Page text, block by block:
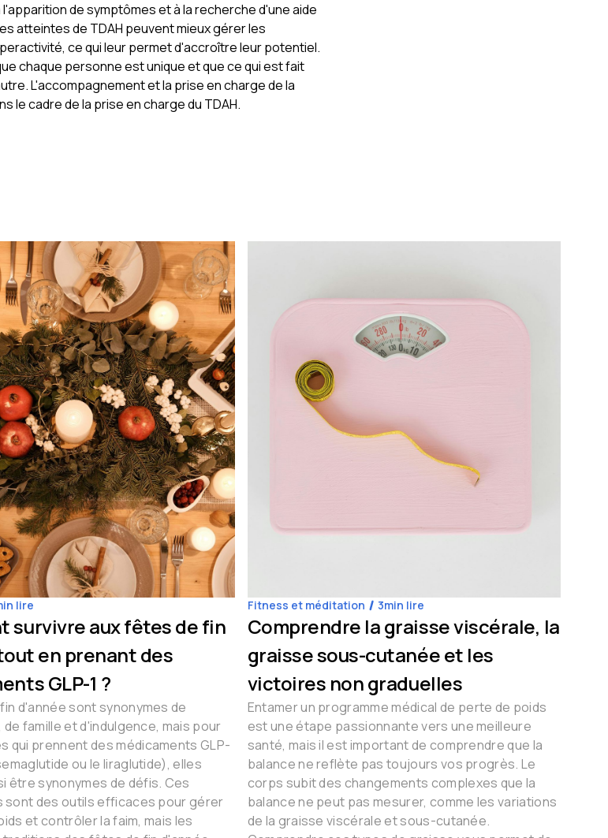
de symptômes et à la recherche d'une aide
atteintes de TDAH peuvent mieux gérer les
ce qui leur permet d'accroître leur potentiel.
chaque personne est unique et que ce qui est fait
L'accompagnement et la prise en charge de la
le cadre de la prise en charge du TDAH.
lire
survivre aux fêtes de fin
en prenant des
GLP-1 ?
d'année sont synonymes de
famille et d'indulgence, mais pour
qui prennent des médicaments GLP-
ou le liraglutide), elles
être synonymes de défis. Ces
sont des outils efficaces pour gérer
et contrôler la faim, mais les
Fitness et méditation 3min lire
Comprendre la graisse viscérale, la
graisse sous-cutanée et les
victoires non graduelles
Entamer un programme médical de perte de poids
est une étape passionnante vers une meilleure
santé, mais il est important de comprendre que la
balance ne reflète pas toujours vos progrès. Le
corps subit des changements complexes que la
balance ne peut pas mesurer, comme les variations
de la graisse viscérale et sous-cutanée.